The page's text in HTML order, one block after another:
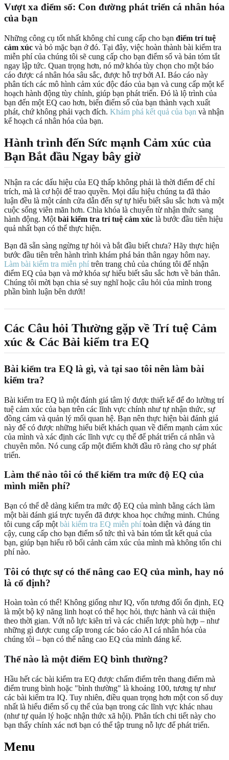
Vượt xa điểm số: Con đường phát triển cá nhân hóa
của bạn
Những công cụ tốt nhất không chỉ cung cấp cho bạn điểm trí tuệ
cảm xúc và bỏ mặc bạn ở đó. Tại đây, việc hoàn thành bài kiểm tra
miễn phí của chúng tôi sẽ cung cấp cho bạn điểm số và bản tóm tắt
ngay lập tức. Quan trọng hơn, nó mở khóa tùy chọn cho một báo
cáo được cá nhân hóa sâu sắc, được hỗ trợ bởi AI. Báo cáo này
phân tích các mô hình cảm xúc độc đáo của bạn và cung cấp một kế
hoạch hành động tùy chỉnh, giúp bạn phát triển. Đó là lộ trình của
bạn đến một EQ cao hơn, biến điểm số của bạn thành vạch xuất
phát, chứ không phải vạch đích. Khám phá kết quả của bạn và nhận
kế hoạch cá nhân hóa của bạn.
Hành trình đến Sức mạnh Cảm xúc của
Bạn Bắt đầu Ngay bây giờ
Nhận ra các dấu hiệu của EQ thấp không phải là thời điểm để chỉ
trích, mà là cơ hội để trao quyền. Mọi dấu hiệu chúng ta đã thảo
luận đều là một cánh cửa dẫn đến sự tự hiểu biết sâu sắc hơn và một
cuộc sống viên mãn hơn. Chìa khóa là chuyển từ nhận thức sang
hành động. Một bài kiểm tra trí tuệ cảm xúc là bước đầu tiên hiệu
quả nhất bạn có thể thực hiện.
Bạn đã sẵn sàng ngừng tự hỏi và bắt đầu biết chưa? Hãy thực hiện
bước đầu tiên trên hành trình khám phá bản thân ngay hôm nay.
Làm bài kiểm tra miễn phí trên trang chủ của chúng tôi để nhận
điểm EQ của bạn và mở khóa sự hiểu biết sâu sắc hơn về bản thân.
Chúng tôi mời bạn chia sẻ suy nghĩ hoặc câu hỏi của mình trong
phần bình luận bên dưới!
Các Câu hỏi Thường gặp về Trí tuệ Cảm
xúc & Các Bài kiểm tra EQ
Bài kiểm tra EQ là gì, và tại sao tôi nên làm bài
kiểm tra?
Bài kiểm tra EQ là một đánh giá tâm lý được thiết kế để đo lường trí
tuệ cảm xúc của bạn trên các lĩnh vực chính như tự nhận thức, sự
đồng cảm và quản lý mối quan hệ. Bạn nên thực hiện bài đánh giá
này để có được những hiểu biết khách quan về điểm mạnh cảm xúc
của mình và xác định các lĩnh vực cụ thể để phát triển cá nhân và
chuyên môn. Nó cung cấp một điểm khởi đầu rõ ràng cho sự phát
triển.
Làm thế nào tôi có thể kiểm tra mức độ EQ của
mình miễn phí?
Bạn có thể dễ dàng kiểm tra mức độ EQ của mình bằng cách làm
một bài đánh giá trực tuyến đã được khoa học chứng minh. Chúng
tôi cung cấp một bài kiểm tra EQ miễn phí toàn diện và đáng tin
cậy, cung cấp cho bạn điểm số tức thì và bản tóm tắt kết quả của
bạn, giúp bạn hiểu rõ bối cảnh cảm xúc của mình mà không tốn chi
phí nào.
Tôi có thực sự có thể nâng cao EQ của mình, hay nó
là cố định?
Hoàn toàn có thể! Không giống như IQ, vốn tương đối ổn định, EQ
là một bộ kỹ năng linh hoạt có thể học hỏi, thực hành và cải thiện
theo thời gian. Với nỗ lực kiên trì và các chiến lược phù hợp – như
những gì được cung cấp trong các báo cáo AI cá nhân hóa của
chúng tôi – bạn có thể nâng cao EQ của mình đáng kể.
Thế nào là một điểm EQ bình thường?
Hầu hết các bài kiểm tra EQ được chấm điểm trên thang điểm mà
điểm trung bình hoặc "bình thường" là khoảng 100, tương tự như
các bài kiểm tra IQ. Tuy nhiên, điều quan trọng hơn một con số duy
nhất là hiểu điểm số cụ thể của bạn trong các lĩnh vực khác nhau
(như tự quản lý hoặc nhận thức xã hội). Phân tích chi tiết này cho
bạn thấy chính xác nơi bạn có thể tập trung nỗ lực để phát triển.
Menu